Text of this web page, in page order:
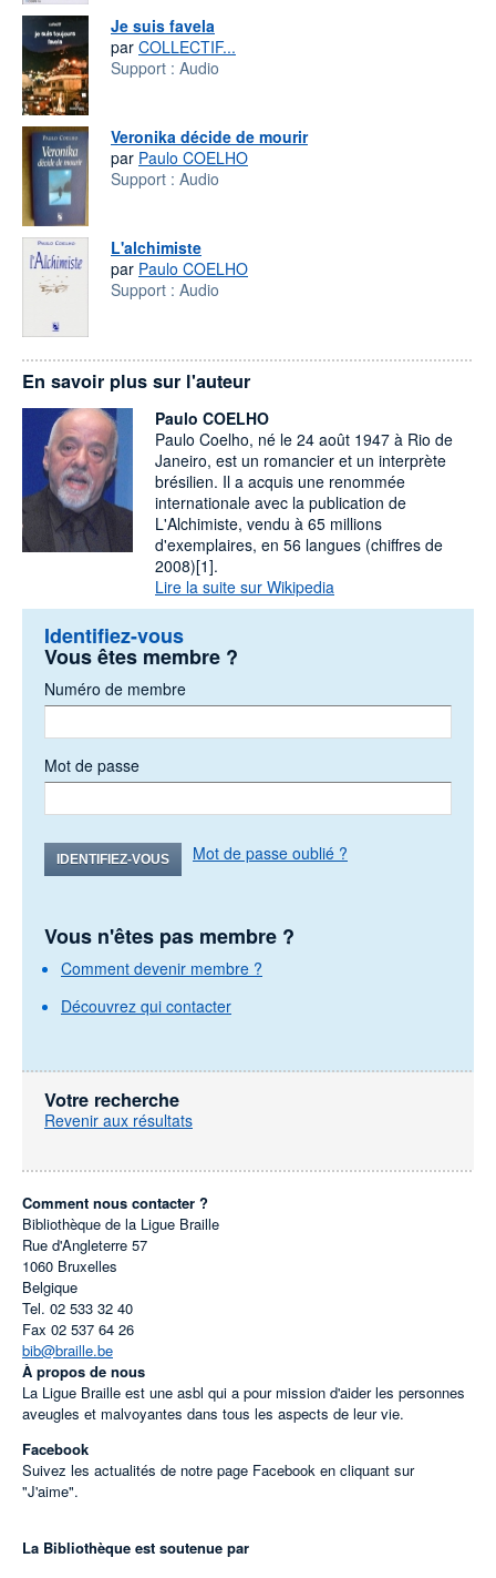
Je suis favela
par COLLECTIF...
Support : Audio
Veronika décide de mourir
par Paulo COELHO
Support : Audio
L'alchimiste
par Paulo COELHO
Support : Audio
En savoir plus sur l'auteur
Paulo COELHO
Paulo Coelho, né le 24 août 1947 à Rio de
Janeiro, est un romancier et un interprète
brésilien. Il a acquis une renommée
internationale avec la publication de
L'Alchimiste, vendu à 65 millions
d'exemplaires, en 56 langues (chiffres de
2008)[1].
Lire la suite sur Wikipedia
Identifiez-vous
Vous êtes membre ?
Numéro de membre
Mot de passe
IDENTIFIEZ-VOUS Mot de passe oublié ?
Vous n'êtes pas membre ?
Comment devenir membre ?
Découvrez qui contacter
Votre recherche
Revenir aux résultats
Comment nous contacter ?
Bibliothèque de la Ligue Braille
Rue d'Angleterre 57
1060 Bruxelles
Belgique
Tel. 02 533 32 40
Fax 02 537 64 26
bib@braille.be
À propos de nous
La Ligue Braille est une asbl qui a pour mission d'aider les personnes
aveugles et malvoyantes dans tous les aspects de leur vie.
Facebook
Suivez les actualités de notre page Facebook en cliquant sur
"J'aime".
La Bibliothèque est soutenue par